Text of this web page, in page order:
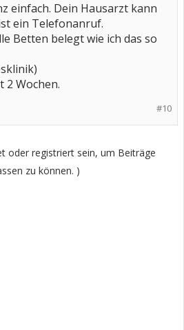
einfach. Dein Hausarzt kann
ein Telefonanruf.
Betten belegt wie ich das so
2 Wochen.
#10
oder registriert sein, um Beiträge
zu können. )